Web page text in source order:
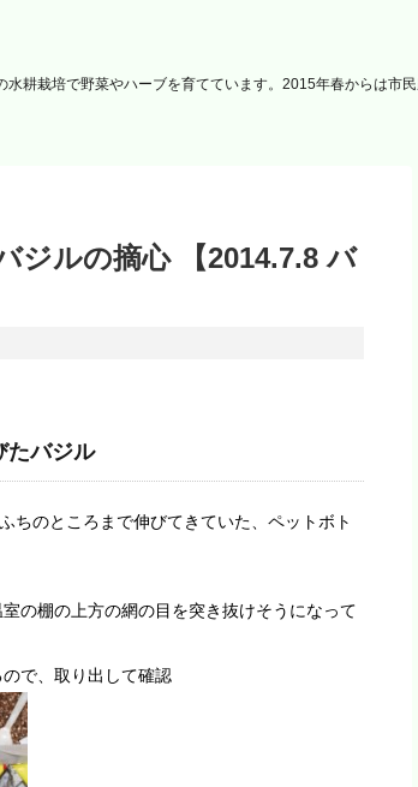
水耕栽培で野菜やハーブを育てています。2015年春からは市
ジルの摘心 【2014.7.8 バ
たバジル
ちのところまで伸びてきていた、ペットボト
の棚の上方の網の目を突き抜けそうになって
で、取り出して確認